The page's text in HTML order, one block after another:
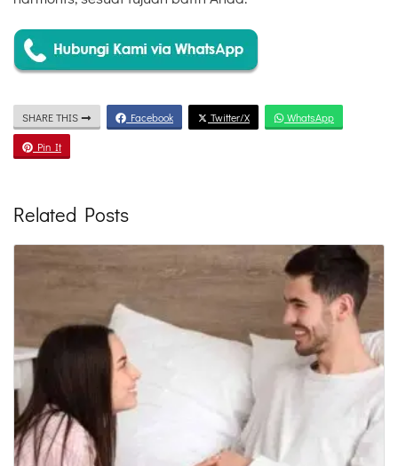
SHARE THIS Facebook Twitter/X WhatsApp
Pin It
Related Posts